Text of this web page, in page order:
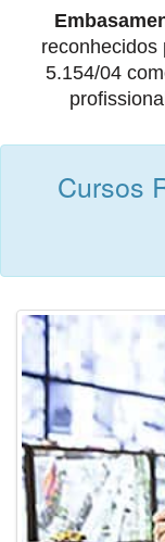
reconhecidos
5.154/04
Cursos